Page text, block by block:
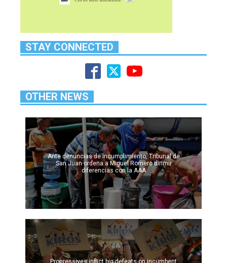
STAY CONNECTED
OTHER NEWS
Ante denuncias de incumplimiento, Tribunal de
San Juan ordena a Miguel Romero dirimir
diferencias con la AAA
Progressives inflict big defeats on incumbent